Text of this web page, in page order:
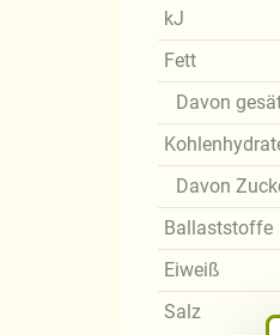
kJ
Fett
Davon
Davon
Ballaststoffe
Eiweiß
Salz